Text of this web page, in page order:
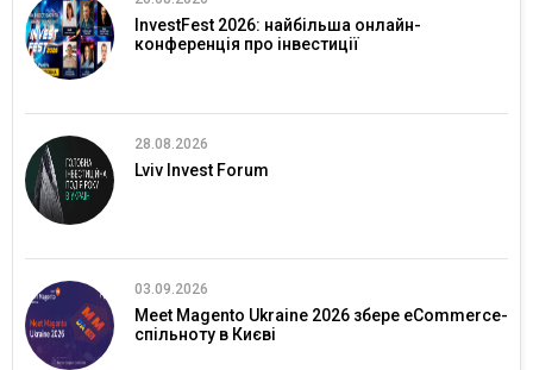
InvestFest 2026: найбільша онлайн-
конференція про інвестиції
28.08.2026
Lviv Invest Forum
03.09.2026
Meet Magento Ukraine 2026 збере eCommerce-
спільноту в Києві